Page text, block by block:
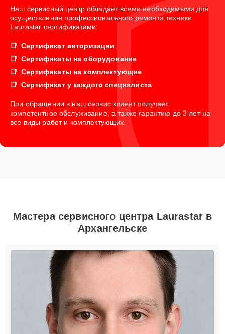
Наш сервисный центр обладает всеми необходимыми для
осуществления профессионального ремонта техники
Laurastar сертификатами:
Сертификат авторизации
Сертификаты на оборудование
Сертификаты на комплектующие
Сертификат у каждого специалиста
При обращении в наш сервис клиент получает
компетентное обслуживание, а также гарантию до 3 лет на
все виды работ и комплектующих.
Мастера сервисного центра Laurastar в
Архангельске